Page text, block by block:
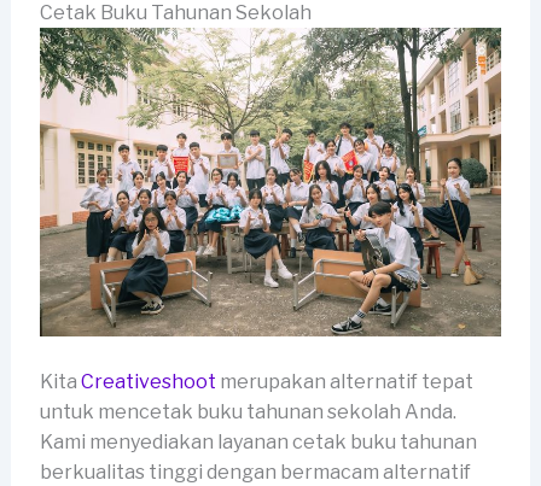
Cetak Buku Tahunan Sekolah
Kita Creativeshoot merupakan alternatif tepat
untuk mencetak buku tahunan sekolah Anda.
Kami menyediakan layanan cetak buku tahunan
berkualitas tinggi dengan bermacam alternatif